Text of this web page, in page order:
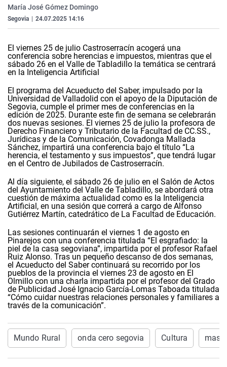
Gente viajera
Como el perro y el
Retornados
Equipo de
Operación Viuda
Galicia
La Rioja
Navarra
Televisión
Elecciones
María José Gómez Domingo
Segovia 24.07.2025 14:16
El viernes 25 de julio Castroserracín acogerá una
conferencia sobre herencias e impuestos, mientras que el
sábado 26 en el Valle de Tabladillo la temática se centrará
en la Inteligencia Artificial
El programa del Acueducto del Saber, impulsado por la
Universidad de Valladolid con el apoyo de la Diputación de
Segovia, cumple el primer mes de conferencias en la
edición de 2025. Durante este fin de semana se celebrarán
dos nuevas sesiones. El viernes 25 de julio la profesora de
Derecho Financiero y Tributario de la Facultad de CC.SS.,
Jurídicas y de la Comunicación, Covadonga Mallada
Sánchez, impartirá una conferencia bajo el título “La
herencia, el testamento y sus impuestos”, que tendrá lugar
en el Centro de Jubilados de Castroserracín.
Al día siguiente, el sábado 26 de julio en el Salón de Actos
del Ayuntamiento del Valle de Tabladillo, se abordará otra
cuestión de máxima actualidad como es la Inteligencia
Artificial, en una sesión que correrá a cargo de Alfonso
Gutiérrez Martín, catedrático de La Facultad de Educación.
Las sesiones continuarán el viernes 1 de agosto en
Pinarejos con una conferencia titulada “El esgrafiado: la
piel de la casa segoviana”, impartida por el profesor Rafael
Ruiz Alonso. Tras un pequeño descanso de dos semanas,
el Acueducto del Saber continuará su recorrido por los
pueblos de la provincia el viernes 23 de agosto en El
Olmillo con una charla impartida por el profesor del Grado
de Publicidad José Ignacio García-Lomas Taboada titulada
“Cómo cuidar nuestras relaciones personales y familiares a
través de la comunicación”.
Mundo Rural onda cero segovia Cultura mas